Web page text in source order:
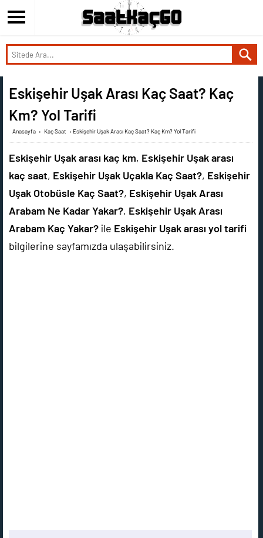
Eskişehir Uşak Arası Kaç Saat? Kaç
Km? Yol Tarifi
Anasayfa › Kaç Saat › Eskişehir Uşak Arası Kaç Saat? Kaç Km? Yol Tarifi
Eskişehir Uşak arası kaç km, Eskişehir Uşak arası
kaç saat, Eskişehir Uşak Uçakla Kaç Saat?, Eskişehir
Uşak Otobüsle Kaç Saat?, Eskişehir Uşak Arası
Arabam Ne Kadar Yakar?, Eskişehir Uşak Arası
Arabam Kaç Yakar? ile Eskişehir Uşak arası yol tarifi
bilgilerine sayfamızda ulaşabilirsiniz.